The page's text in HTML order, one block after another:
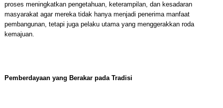
proses meningkatkan pengetahuan, keterampilan, dan kesadaran
masyarakat agar mereka tidak hanya menjadi penerima manfaat
pembangunan, tetapi juga pelaku utama yang menggerakkan roda
kemajuan.
Pemberdayaan yang Berakar pada Tradisi